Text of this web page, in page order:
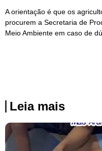
A orientação é que os
procurem a Secretaria de
Meio Ambiente em caso de
Leia mais